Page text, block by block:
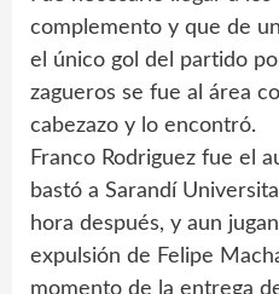
complemento y que de
el único gol del partido
zagueros se fue al área
cabezazo y lo encontró.
Franco Rodriguez fue el
bastó a Sarandí
hora después, y aun
expulsión de Felipe
momento de la entrega